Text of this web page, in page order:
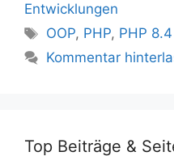
Entwicklungen
Schlagwörter
OOP, PHP, PHP 8.4
Kommentar
Top Beiträge &